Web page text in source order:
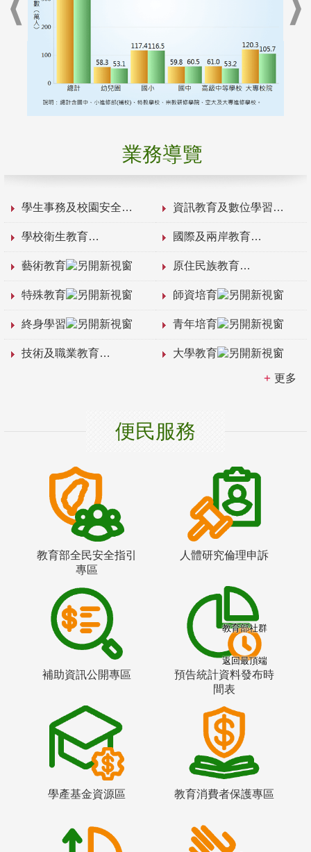
業務導覽
學生事務及校園安全 資訊教育及數位學習
學校衛生教育 國際及兩岸教育
藝術教育 原住民族教育
特殊教育 師資培育
終身學習 青年培育
技術及職業教育 大學教育
更多
便民服務
教育部全民安全指引
專區
人體研究倫理申訴
補助資訊公開專區
預告統計資料發布時
間表
學產基金資源區 教育消費者保護專區
教育部社群
返回最頂端